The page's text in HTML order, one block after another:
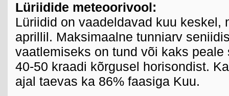
Lüriidide meteoorivool:
Lüriidid on vaadeldavad kuu keskel,
aprillil. Maksimaalne tunniarv
vaatlemiseks on tund või kaks
40-50 kraadi kõrgusel horisondist.
ajal taevas ka 86% faasiga Kuu.